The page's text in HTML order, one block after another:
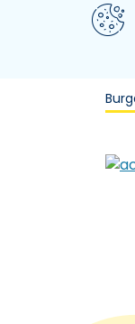
Aller au contenu
We gebruiken